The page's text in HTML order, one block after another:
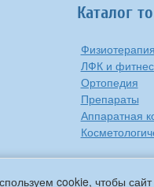
cookie, чтобы
Каталог
Физиотерапия
ЛФК и
Ортопедия
Препараты
Аппаратная